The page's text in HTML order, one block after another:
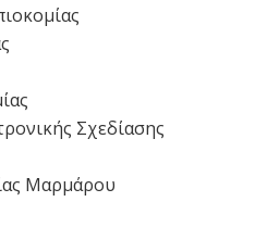
Σχεδίασης
Μαρμάρου